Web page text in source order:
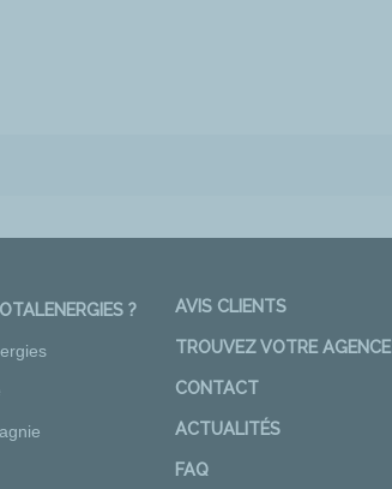
?
AVIS CLIENTS
TROUVEZ VOTRE AGENCE
CONTACT
ACTUALITÉS
FAQ